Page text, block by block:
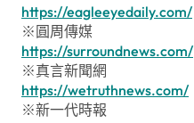
https://eagleeyedaily.com/
※圓周傳媒
https://surroundnews.com/
※真言新聞網
https://wetruthnews.com/
※新一代時報